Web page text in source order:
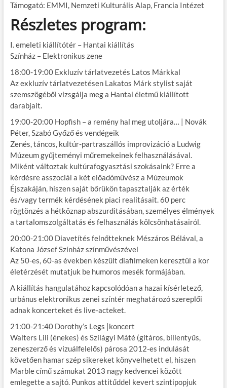
Támogató: EMMI, Nemzeti Kulturális Alap, Francia Intézet
Részletes program:
I. emeleti kiállítótér – Hantai kiállítás
Színház – Elektronikus zene
18:00-19:00 Exkluzív tárlatvezetés Latos Márkkal
Az exkluzív tárlatvezetésen Lakatos Márk stylist saját
szemszögéből vizsgálja meg a Hantai életmű kiállított
darabjait.
19:00-20:00 Hopfish – a remény hal meg utoljára… | Novák
Péter, Szabó Győző és vendégeik
Zenés, táncos, kultúr-partraszállós improvizáció a Ludwig
Múzeum gyűjteményi műremekeinek felhasználásával.
Miként változtak kultúrafogyasztási szokásaink? Erre a
kérdésre asszociál a két előadóművész a Múzeumok
Éjszakáján, hiszen saját bőrükön tapasztalják az érték
és/vagy termék kérdésének piaci realitásait. 60 perc
rögtönzés a hétköznap abszurditásában, személyes élmények
a tartalomszolgáltatás és felhasználás kölcsönhatásairól.
20:00-21:00 Diavetítés felnőtteknek Mészáros Bélával, a
Katona József Színház színművészével
Az 50-es, 60-as években készült diafilmeken keresztül a kor
életérzését mutatjuk be humoros mesék formájában.
A kiállítás hangulatához kapcsolódóan a hazai kísérletező,
urbánus elektronikus zenei színtér meghatározó szereplői
adnak koncerteket és live-acteket.
21:00-21:40 Dorothy’s Legs |koncert
Walters Lili (énekes) és Szilágyi Máté (gitáros, billentyűs,
zeneszerző és vizuálfelelős) párosa 2012-es indulását
követően hamar szép sikereket könyvelhetett el, hiszen
Marble című számukat 2013 nagy kedvencei között
emlegette a sajtó. Punkos attitűddel kevert szintipopjuk